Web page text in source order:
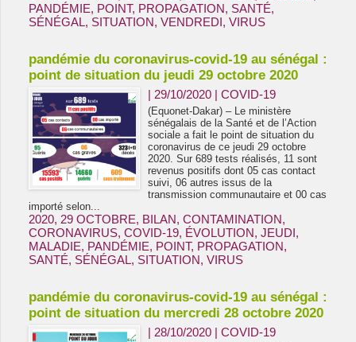
PANDÉMIE, POINT, PROPAGATION, SANTÉ,
SÉNÉGAL, SITUATION, VENDREDI, VIRUS
pandémie du coronavirus-covid-19 au sénégal :
point de situation du jeudi 29 octobre 2020
| 29/10/2020 |COVID-19
(Equonet-Dakar) – Le ministère
sénégalais de la Santé et de l’Action
sociale a fait le point de situation du
coronavirus de ce jeudi 29 octobre
2020. Sur 689 tests réalisés, 11 sont
revenus positifs dont 05 cas contact
suivi, 06 autres issus de la
transmission communautaire et 00 cas
importé selon...
2020, 29 OCTOBRE, BILAN, CONTAMINATION,
CORONAVIRUS, COVID-19, ÉVOLUTION, JEUDI,
MALADIE, PANDÉMIE, POINT, PROPAGATION,
SANTÉ, SÉNÉGAL, SITUATION, VIRUS
pandémie du coronavirus-covid-19 au sénégal :
point de situation du mercredi 28 octobre 2020
| 28/10/2020 |COVID-19